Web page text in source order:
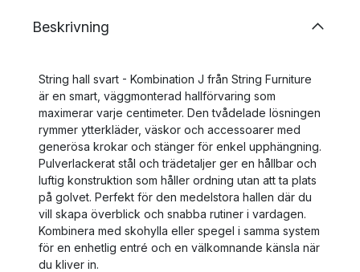
Beskrivning
String hall svart - Kombination J från String Furniture
är en smart, väggmonterad hallförvaring som
maximerar varje centimeter. Den tvådelade lösningen
rymmer ytterkläder, väskor och accessoarer med
generösa krokar och stänger för enkel upphängning.
Pulverlackerat stål och trädetaljer ger en hållbar och
luftig konstruktion som håller ordning utan att ta plats
på golvet. Perfekt för den medelstora hallen där du
vill skapa överblick och snabba rutiner i vardagen.
Kombinera med skohylla eller spegel i samma system
för en enhetlig entré och en välkomnande känsla när
du kliver in.